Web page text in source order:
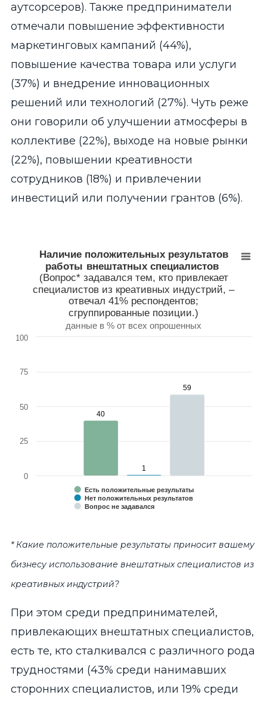
аутсорсеров). Также предприниматели
отмечали повышение эффективности
маркетинговых кампаний (44%),
повышение качества товара или услуги
(37%) и внедрение инновационных
решений или технологий (27%). Чуть реже
они говорили об улучшении атмосферы в
коллективе (22%), выходе на новые рынки
(22%), повышении креативности
сотрудников (18%) и привлечении
инвестиций или получении грантов (6%).
Bar chart with 3 data series.
данные в % от всех опрошенных
View as data table, Наличие положительных результатов
The chart has 1 X axis displaying categories.
The chart has 1 Y axis displaying values. Range: 0 to 100.
Наличие положительных результатов
работы внештатных специалистов
(Вопрос* задавался тем, кто привлекает
специалистов из креативных индустрий, –
отвечал 41% респондентов;
сгруппированные позиции.)
данные в % от всех опрошенных
40
40
11
59
59
Есть положительные результаты
Нет положительных результатов
Вопрос не задавался
0
25
50
75
100
* Какие положительные результаты приносит вашему
бизнесу использование внештатных специалистов из
креативных индустрий?
При этом среди предпринимателей,
привлекающих внештатных специалистов,
есть те, кто сталкивался с различного рода
трудностями (43% среди нанимавших
сторонних специалистов, или 19% среди